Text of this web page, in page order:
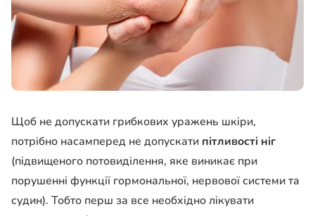
Щоб не допускати грибкових уражень шкіри,
потрібно насамперед не допускати пітливості ніг
(підвищеного потовиділення, яке виникає при
порушенні функції гормональної, нервової системи та
судин). Тобто перш за все необхідно лікувати